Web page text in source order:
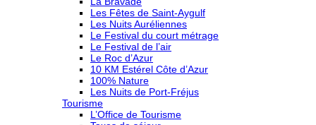
Les Fêtes de Saint-Aygulf
Les Nuits Auréliennes
Le Festival du court métrage
Le Festival de l’air
Le Roc d’Azur
10 KM Estérel Côte d’Azur
100% Nature
Les Nuits de Port-Fréjus
Tourisme
L’Office de Tourisme